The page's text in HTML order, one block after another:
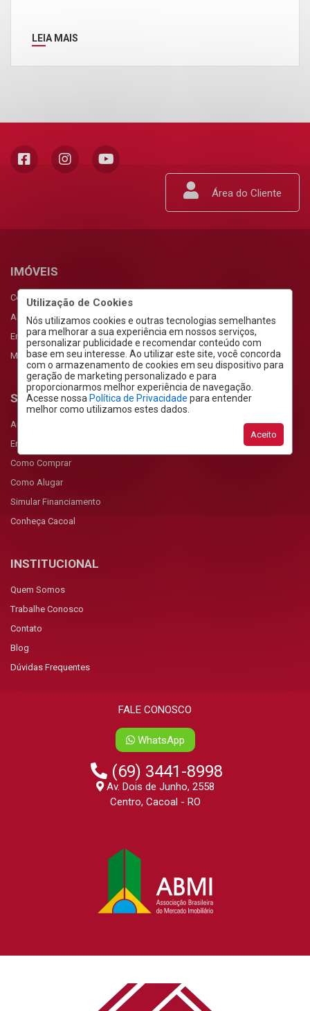
Utilização de Cookies
Nós utilizamos cookies e outras tecnologias semelhantes
para melhorar a sua experiência em nossos serviços,
personalizar publicidade e recomendar conteúdo com
base em seu interesse. Ao utilizar este site, você concorda
com o armazenamento de cookies em seu dispositivo para
geração de marketing personalizado e para
proporcionarmos melhor experiência de navegação.
Acesse nossa Política de Privacidade para entender
melhor como utilizamos estes dados.
Aceito
LEIA MAIS
Área do Cliente
IMÓVEIS
Comprar
Alugar
Empreendimentos
Meus Favoritos
SERVIÇOS
Anunciar Imóvel
Encomendar Imóvel
Como Comprar
Como Alugar
Simular Financiamento
Conheça Cacoal
INSTITUCIONAL
Quem Somos
Trabalhe Conosco
Contato
Blog
Dúvidas Frequentes
FALE CONOSCO
WhatsApp
(69) 3441-8998
Av. Dois de Junho, 2558
Centro, Cacoal - RO